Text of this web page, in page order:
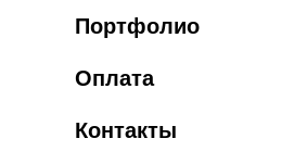
Портфолио
Оплата
Контакты